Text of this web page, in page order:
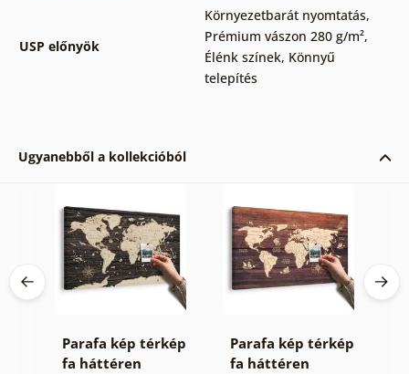
USP előnyök
Környezetbarát nyomtatás,
Prémium vászon 280 g/m²,
Élénk színek, Könnyű
telepítés
Ugyanebből a kollekcióból
Parafa kép térkép
fa háttéren
Parafa kép térkép
fa háttéren